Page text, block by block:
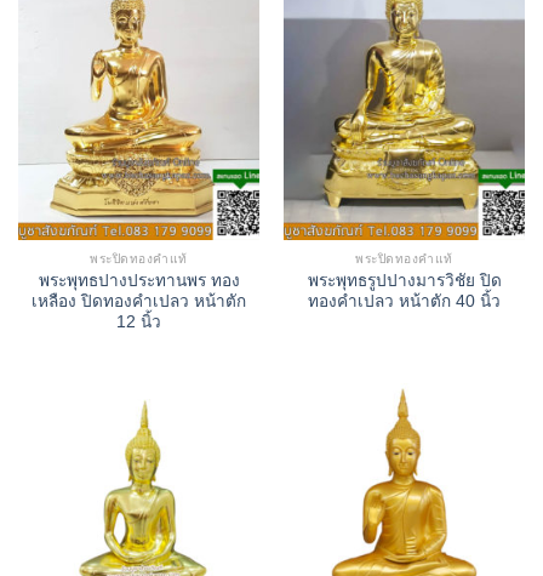
พระปิดทองคำแท้
พระพุทธปางประทานพร ทอง
เหลือง ปิดทองคำเปลว หน้าตัก
12 นิ้ว
พระปิดทองคำแท้
พระพุทธรูปปางมารวิชัย ปิด
ทองคำเปลว หน้าตัก 40 นิ้ว